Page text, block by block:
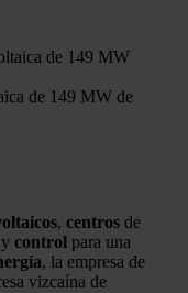
de 149 MW de
, centros de
y control para una
, la empresa de
vizcaína de